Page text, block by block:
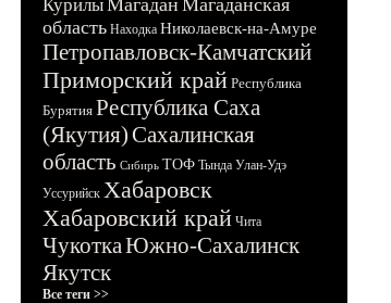
КурилыМагадан Магаданская
область Находка Николаевск-на-Амуре
Петропавловск-Камчатский
Приморский край Республика
Бурятия Республика Саха
(Якутия)Сахалинская
область Сибирь ТОФ Тында Улан-Удэ
Уссурийск Хабаровск
Хабаровский край Чита
ЧукоткаЮжно-Сахалинск
Якутск
Все теги >>